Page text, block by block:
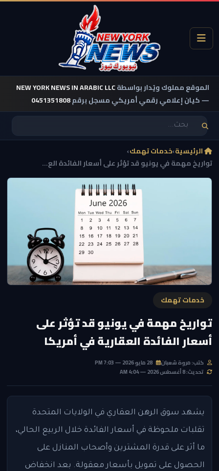
الموقع مملوك ويُدار بواسطةNEW YORK NEWS IN ARABIC LLC
— كيان إعلامي رقمي أمريكي مسجل برقم0451351808
الرئيسية›خدمات تهمك›
تواريخ مهمة في يونيو قد تؤثر على أسعار الفائدة الع...
خدمات تهمك
تواريخ مهمة في يونيو قد تؤثر على
أسعار الفائدة العقارية في أمريكا
كتب: مروة شعبان
تحديث: 8 أغسطس 2026 — 4:04 AM
يشهد سوق الرهن العقاري في الولايات المتحدة
تقلبات ملحوظة في أسعار الفائدة خلال الربيع الحالي،
ما أثر على قدرة المشترين وأصحاب المنازل على
الحصول على تمويل بأسعار معقولة. بعد انخفاض